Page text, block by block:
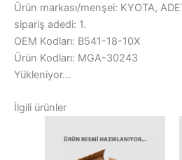
Ürün markası/menşei: KYOTA,
sipariş adedi: 1.
OEM Kodları: B541-18-10X
Ürün Kodları: MGA-30243
Yükleniyor...
İlgili ürünler